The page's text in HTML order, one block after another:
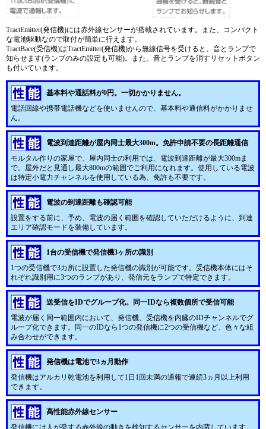
TractEmitter(発信機)には赤外線センサーが搭載されています。また、コンパクト
な電池駆動なので取付が簡単に行えます。
TractBace(受信機)はTractEmitter(発信機)から無線信号を受けると、音とランプで
知らせます(ランプのみの設定も可能)。また、音とランプを消すリセットボタン
も付いています。
基本料や通話料が0円。一切かかりません。
電話回線や携帯電話機などを使いませんので、基本料や通信料がかかりませ
ん。
電波到達距離が屋内同士最大300m。免許申請不要の長距離通信
モルタル作りの家屋で、屋内同士の利用では、電波到達距離が最大300mま
で。屋外だと見通し最大800mの範囲でご利用になれます。使用している電波
は特定小電力チャンネルを使用している為、免許も不要です。
電波の到達距離も確認可能
設置をする前に、予め、電波の届く範囲を確認していただけるように、到達
エリア確認モードを装備しています。
1台の受信機で発信機3ヶ所の識別
1つの受信機で3カ所に設置した発信機の識別が可能です。受信機本体にはそ
れぞれ識別用に3つのランプがあり、発信元をランプで特定できます。
送受信をIDでグループ化。同一IDなら複数個所で受信可能
電波が届く同一範囲内において、発信機、受信機を内臓のIDチャンネルでグ
ループ化できます。同一のIDなら1つの発信機に2つの受信機など、色々な組
み合わせができます。
発信機は電池で3ヵ月動作
発信機はアルカリ乾電池を利用して1日1回未満の通報で連続3ヵ月以上利用
できます。
高性能赤外線センサー
発信機には人が発する赤外線の動きを検知するセンサーを内蔵しています。